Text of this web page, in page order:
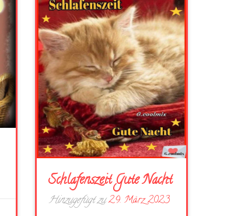
Schlafenszeit Gute Nacht
Hinzugefügt zu29. März 2023